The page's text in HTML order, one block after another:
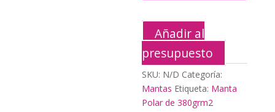
Añadir al
presupuesto
SKU: N/D Categoría:
Mantas Etiqueta: Manta
Polar de 380grm2